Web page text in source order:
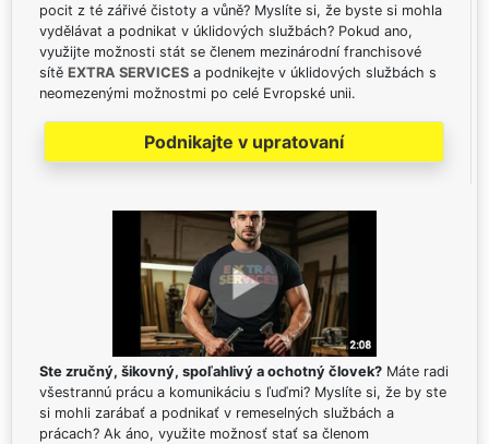
pocit z té zářivé čistoty a vůně? Myslíte si, že byste si mohla
vydělávat a podnikat v úklidových službách? Pokud ano,
využijte možnosti stát se členem mezinárodní franchisové
sítě EXTRA SERVICES a podnikejte v úklidových službách s
neomezenými možnostmi po celé Evropské unii.
Podnikajte v upratovaní
Ste zručný, šikovný, spoľahlivý a ochotný človek? Máte radi
všestrannú prácu a komunikáciu s ľuďmi? Myslíte si, že by ste
si mohli zarábať a podnikať v remeselných službách a
prácach? Ak áno, využite možnosť stať sa členom